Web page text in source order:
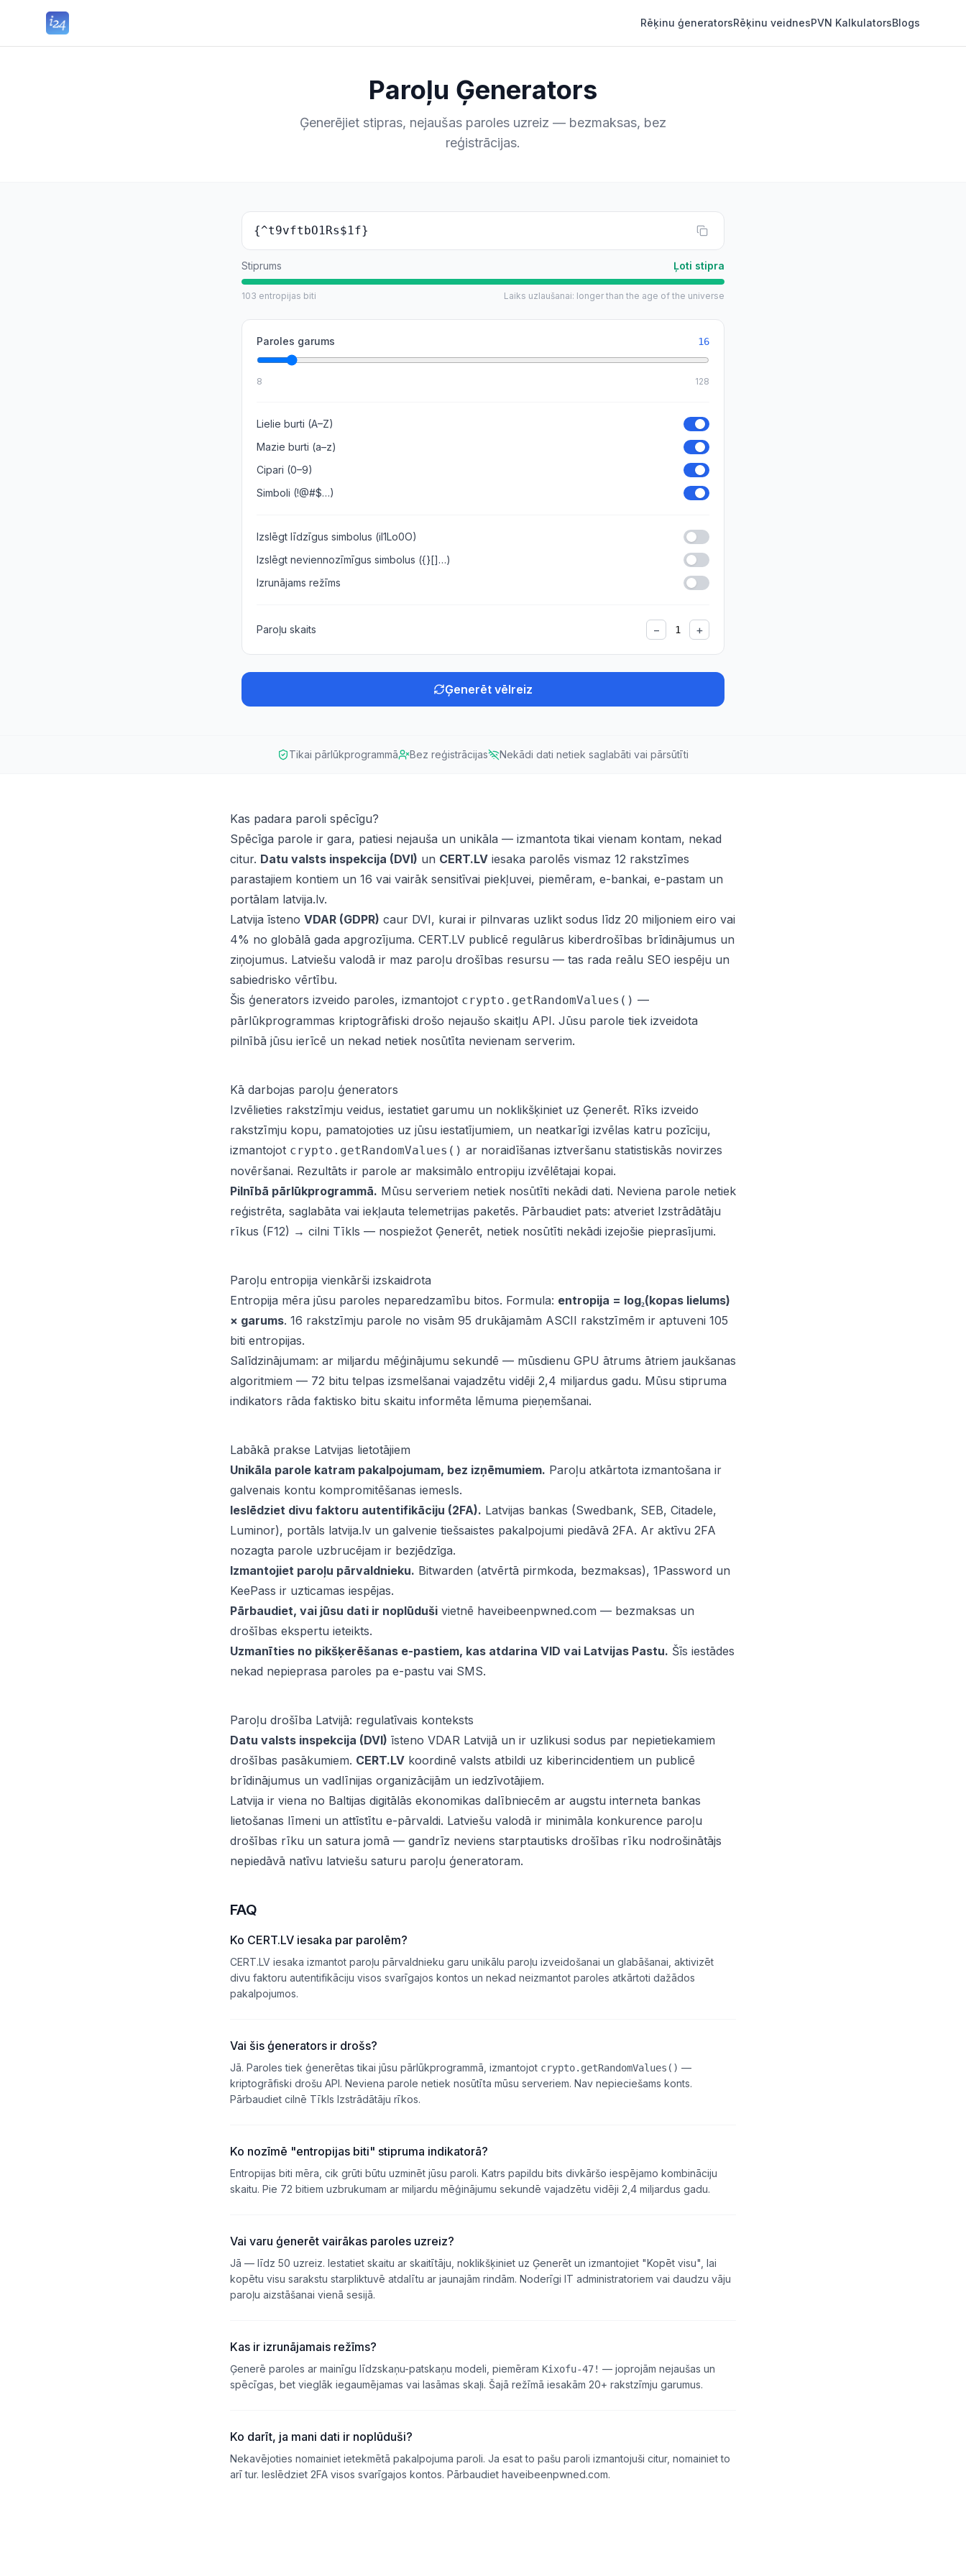
Rēķinu ģeneratorsRēķinu veidnesPVN KalkulatorsBlogs
Paroļu Ģenerators
Ģenerējiet stipras, nejaušas paroles uzreiz — bezmaksas, bez
reģistrācijas.
{^t9vftbO1Rs$1f}
Stiprums Ļoti stipra
103 entropijas biti Laiks uzlaušanai: longer than the age of the universe
Paroles garums 16
8 128
Lielie burti (A–Z)
Mazie burti (a–z)
Cipari (0–9)
Simboli (!@#$…)
Izslēgt līdzīgus simbolus (il1Lo0O)
Izslēgt neviennozīmīgus simbolus ({}[]…)
Izrunājams režīms
Paroļu skaits − 1 +
Ģenerēt vēlreiz
Tikai pārlūkprogrammā Bez reģistrācijas Nekādi dati netiek saglabāti vai pārsūtīti
Kas padara paroli spēcīgu?
Spēcīga parole ir gara, patiesi nejauša un unikāla — izmantota tikai vienam kontam, nekad
citur. Datu valsts inspekcija (DVI) un CERT.LV iesaka parolēs vismaz 12 rakstzīmes
parastajiem kontiem un 16 vai vairāk sensitīvai piekļuvei, piemēram, e-bankai, e-pastam un
portālam latvija.lv.
Latvija īsteno VDAR (GDPR) caur DVI, kurai ir pilnvaras uzlikt sodus līdz 20 miljoniem eiro vai
4% no globālā gada apgrozījuma. CERT.LV publicē regulārus kiberdrošības brīdinājumus un
ziņojumus. Latviešu valodā ir maz paroļu drošības resursu — tas rada reālu SEO iespēju un
sabiedrisko vērtību.
Šis ģenerators izveido paroles, izmantojot crypto.getRandomValues() —
pārlūkprogrammas kriptogrāfiski drošo nejaušo skaitļu API. Jūsu parole tiek izveidota
pilnībā jūsu ierīcē un nekad netiek nosūtīta nevienam serverim.
Kā darbojas paroļu ģenerators
Izvēlieties rakstzīmju veidus, iestatiet garumu un noklikšķiniet uz Ģenerēt. Rīks izveido
rakstzīmju kopu, pamatojoties uz jūsu iestatījumiem, un neatkarīgi izvēlas katru pozīciju,
izmantojot crypto.getRandomValues() ar noraidīšanas iztveršanu statistiskās novirzes
novēršanai. Rezultāts ir parole ar maksimālo entropiju izvēlētajai kopai.
Pilnībā pārlūkprogrammā. Mūsu serveriem netiek nosūtīti nekādi dati. Neviena parole netiek
reģistrēta, saglabāta vai iekļauta telemetrijas paketēs. Pārbaudiet pats: atveriet Izstrādātāju
rīkus (F12) → cilni Tīkls — nospiežot Ģenerēt, netiek nosūtīti nekādi izejošie pieprasījumi.
Paroļu entropija vienkārši izskaidrota
Entropija mēra jūsu paroles neparedzamību bitos. Formula: entropija = log₂(kopas lielums)
× garums. 16 rakstzīmju parole no visām 95 drukājamām ASCII rakstzīmēm ir aptuveni 105
biti entropijas.
Salīdzinājumam: ar miljardu mēģinājumu sekundē — mūsdienu GPU ātrums ātriem jaukšanas
algoritmiem — 72 bitu telpas izsmelšanai vajadzētu vidēji 2,4 miljardus gadu. Mūsu stipruma
indikators rāda faktisko bitu skaitu informēta lēmuma pieņemšanai.
Labākā prakse Latvijas lietotājiem
Unikāla parole katram pakalpojumam, bez izņēmumiem. Paroļu atkārtota izmantošana ir
galvenais kontu kompromitēšanas iemesls.
Ieslēdziet divu faktoru autentifikāciju (2FA). Latvijas bankas (Swedbank, SEB, Citadele,
Luminor), portāls latvija.lv un galvenie tiešsaistes pakalpojumi piedāvā 2FA. Ar aktīvu 2FA
nozagta parole uzbrucējam ir bezjēdzīga.
Izmantojiet paroļu pārvaldnieku. Bitwarden (atvērtā pirmkoda, bezmaksas), 1Password un
KeePass ir uzticamas iespējas.
Pārbaudiet, vai jūsu dati ir noplūduši vietnē haveibeenpwned.com — bezmaksas un
drošības ekspertu ieteikts.
Uzmanīties no pikšķerēšanas e-pastiem, kas atdarina VID vai Latvijas Pastu. Šīs iestādes
nekad nepieprasa paroles pa e-pastu vai SMS.
Paroļu drošība Latvijā: regulatīvais konteksts
Datu valsts inspekcija (DVI) īsteno VDAR Latvijā un ir uzlikusi sodus par nepietiekamiem
drošības pasākumiem. CERT.LV koordinē valsts atbildi uz kiberincidentiem un publicē
brīdinājumus un vadlīnijas organizācijām un iedzīvotājiem.
Latvija ir viena no Baltijas digitālās ekonomikas dalībniecēm ar augstu interneta bankas
lietošanas līmeni un attīstītu e-pārvaldi. Latviešu valodā ir minimāla konkurence paroļu
drošības rīku un satura jomā — gandrīz neviens starptautisks drošības rīku nodrošinātājs
nepiedāvā natīvu latviešu saturu paroļu ģeneratoram.
FAQ
Ko CERT.LV iesaka par parolēm?
CERT.LV iesaka izmantot paroļu pārvaldnieku garu unikālu paroļu izveidošanai un glabāšanai, aktivizēt
divu faktoru autentifikāciju visos svarīgajos kontos un nekad neizmantot paroles atkārtoti dažādos
pakalpojumos.
Vai šis ģenerators ir drošs?
Jā. Paroles tiek ģenerētas tikai jūsu pārlūkprogrammā, izmantojot crypto.getRandomValues() —
kriptogrāfiski drošu API. Neviena parole netiek nosūtīta mūsu serveriem. Nav nepieciešams konts.
Pārbaudiet cilnē Tīkls Izstrādātāju rīkos.
Ko nozīmē "entropijas biti" stipruma indikatorā?
Entropijas biti mēra, cik grūti būtu uzminēt jūsu paroli. Katrs papildu bits divkāršo iespējamo kombināciju
skaitu. Pie 72 bitiem uzbrukumam ar miljardu mēģinājumu sekundē vajadzētu vidēji 2,4 miljardus gadu.
Vai varu ģenerēt vairākas paroles uzreiz?
Jā — līdz 50 uzreiz. Iestatiet skaitu ar skaitītāju, noklikšķiniet uz Ģenerēt un izmantojiet "Kopēt visu", lai
kopētu visu sarakstu starpliktuvē atdalītu ar jaunajām rindām. Noderīgi IT administratoriem vai daudzu vāju
paroļu aizstāšanai vienā sesijā.
Kas ir izrunājamais režīms?
Ģenerē paroles ar mainīgu līdzskaņu-patskaņu modeli, piemēram Kixofu-47! — joprojām nejaušas un
spēcīgas, bet vieglāk iegaumējamas vai lasāmas skaļi. Šajā režīmā iesakām 20+ rakstzīmju garumus.
Ko darīt, ja mani dati ir noplūduši?
Nekavējoties nomainiet ietekmētā pakalpojuma paroli. Ja esat to pašu paroli izmantojuši citur, nomainiet to
arī tur. Ieslēdziet 2FA visos svarīgajos kontos. Pārbaudiet haveibeenpwned.com.